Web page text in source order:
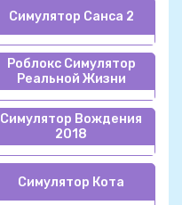
Симулятор Санса 2
Роблокс Симулятор
Реальной Жизни
Симулятор Вождения
2018
Симулятор Кота